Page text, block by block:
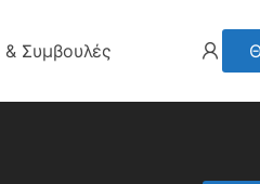
& Συμβουλές